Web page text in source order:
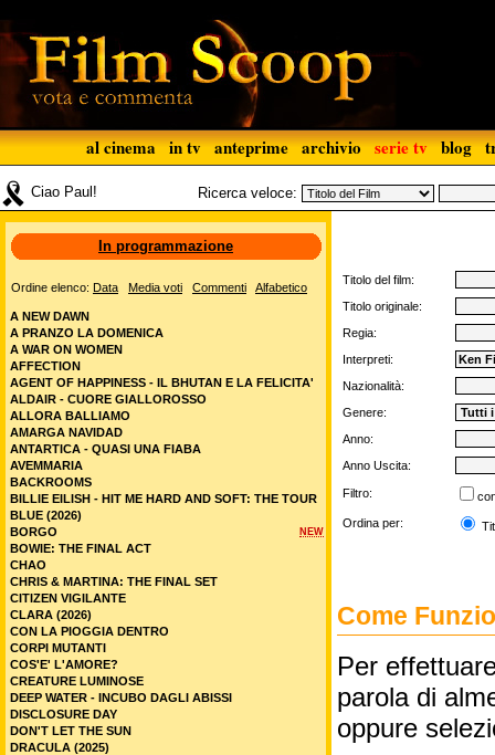
al cinema in tv anteprime archivio serie tv blog
Ciao Paul! Ricerca veloce:
Titolo del film:
Titolo originale:
Regia:
Interpreti:
Nazionalità:
Genere:
Anno:
Anno Uscita:
Filtro:
Ordina per:
Come
Per
parola di
oppure
In programmazione
Ordine elenco: Data Media voti Commenti Alfabetico
A NEW DAWN
A PRANZO LA DOMENICA
A WAR ON WOMEN
AFFECTION
AGENT OF HAPPINESS - IL BHUTAN E LA FELICITA'
ALDAIR - CUORE GIALLOROSSO
ALLORA BALLIAMO
AMARGA NAVIDAD
ANTARTICA - QUASI UNA FIABA
AVEMMARIA
BACKROOMS
BILLIE EILISH - HIT ME HARD AND SOFT: THE TOUR
BLUE (2026)
NEW
BORGO
BOWIE: THE FINAL ACT
CHAO
CHRIS & MARTINA: THE FINAL SET
CITIZEN VIGILANTE
CLARA (2026)
CON LA PIOGGIA DENTRO
CORPI MUTANTI
COS'E' L'AMORE?
CREATURE LUMINOSE
DEEP WATER - INCUBO DAGLI ABISSI
DISCLOSURE DAY
DON'T LET THE SUN
DRACULA (2025)